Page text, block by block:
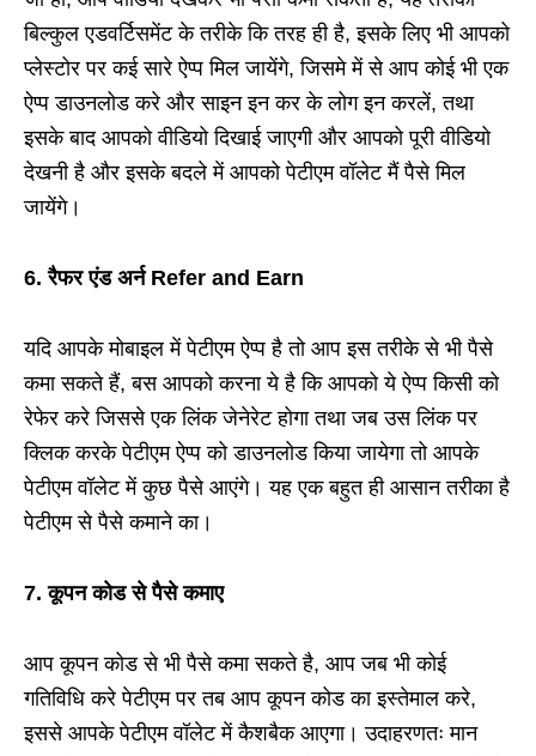
बिल्कुल एडवर्टिसमेंट के तरीके कि तरह ही है, इसके लिए भी आपको
प्लेस्टोर पर कई सारे ऐप्प मिल जायेंगे, जिसमे में से आप कोई भी एक
ऐप्प डाउनलोड करे और साइन इन कर के लोग इन करलें, तथा
इसके बाद आपको वीडियो दिखाई जाएगी और आपको पूरी वीडियो
देखनी है और इसके बदले में आपको पेटीएम वॉलेट मैं पैसे मिल
जायेंगे।
6. रैफर एंड अर्न Refer and Earn
यदि आपके मोबाइल में पेटीएम ऐप्प है तो आप इस तरीके से भी पैसे
कमा सकते हैं, बस आपको करना ये है कि आपको ये ऐप्प किसी को
रेफेर करे जिससे एक लिंक जेनेरेट होगा तथा जब उस लिंक पर
क्लिक करके पेटीएम ऐप्प को डाउनलोड किया जायेगा तो आपके
पेटीएम वॉलेट में कुछ पैसे आएंगे। यह एक बहुत ही आसान तरीका है
पेटीएम से पैसे कमाने का।
7. कूपन कोड से पैसे कमाए
आप कूपन कोड से भी पैसे कमा सकते है, आप जब भी कोई
गतिविधि करे पेटीएम पर तब आप कूपन कोड का इस्तेमाल करे,
इससे आपके पेटीएम वॉलेट में कैशबैक आएगा। उदाहरणतः मान